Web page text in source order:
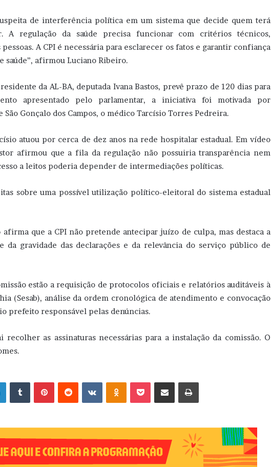
de interferência política em um sistema que decide quem terá
A regulação da saúde precisa funcionar com critérios técnicos,
A CPI é necessária para esclarecer os fatos e garantir confiança
saúde”, afirmou Luciano Ribeiro.
da AL-BA, deputada Ivana Bastos, prevê prazo de 120 dias para
apresentado pelo parlamentar, a iniciativa foi motivada por
Gonçalo dos Campos, o médico Tarcísio Torres Pedreira.
atuou por cerca de dez anos na rede hospitalar estadual. Em vídeo
afirmou que a fila da regulação não possuiria transparência nem
a leitos poderia depender de intermediações políticas.
sobre uma possível utilização político-eleitoral do sistema estadual
que a CPI não pretende antecipar juízo de culpa, mas destaca a
da gravidade das declarações e da relevância do serviço público de
estão a requisição de protocolos oficiais e relatórios auditáveis à
(Sesab), análise da ordem cronológica de atendimento e convocação
prefeito responsável pelas denúncias.
as assinaturas necessárias para a instalação da comissão. O
Linkedin VK OK